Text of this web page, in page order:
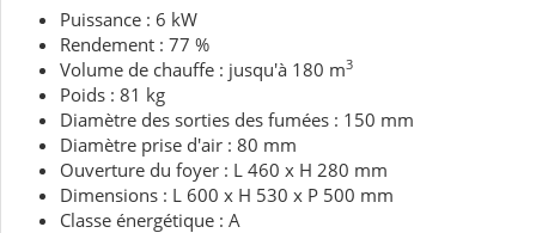
Puissance : 6 kW
Rendement : 77 %
Volume de chauffe : jusqu'à 180 m3
Poids : 81 kg
Diamètre des sorties des fumées : 150 mm
Diamètre prise d'air : 80 mm
Ouverture du foyer : L 460 x H 280 mm
Dimensions : L 600 x H 530 x P 500 mm
Classe énergétique : A